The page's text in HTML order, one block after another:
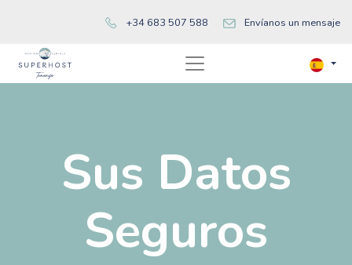
+34 683 507 588 Envíanos un mensaje
Sus Datos
Seguros